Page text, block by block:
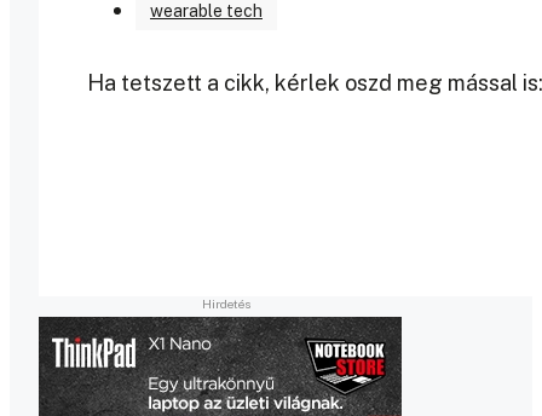
wearable tech
Ha tetszett a cikk, kérlek oszd meg mással is: